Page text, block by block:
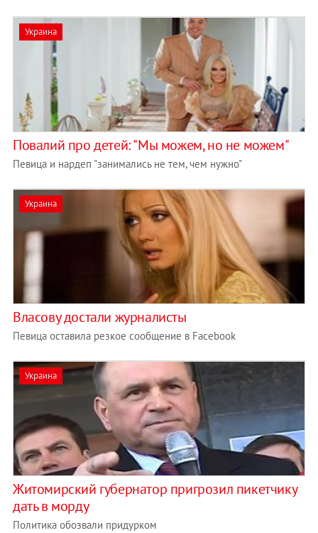
Украина
Повалий про детей: "Мы можем, но не можем"
Певица и нардеп "занимались не тем, чем нужно"
Украина
Власову достали журналисты
Певица оставила резкое сообщение в Facebook
Украина
Житомирский губернатор пригрозил пикетчику
дать в морду
Политика обозвали придурком